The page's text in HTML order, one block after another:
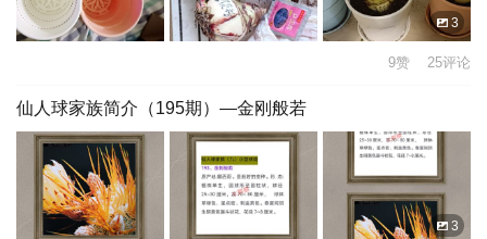
3
9赞 25评论
仙人球家族简介（195期）—金刚般若
3